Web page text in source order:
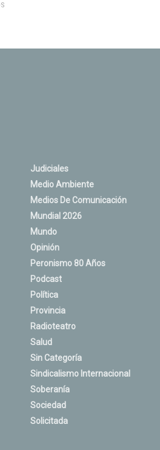
Judiciales
Medio Ambiente
Medios De Comunicación
Mundial 2026
Mundo
Opinión
Peronismo 80 Años
Podcast
Política
Provincia
Radioteatro
Salud
Sin Categoría
Sindicalismo Internacional
Soberanía
Sociedad
Solicitada